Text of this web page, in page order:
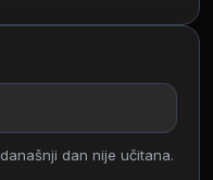
dan nije učitana.